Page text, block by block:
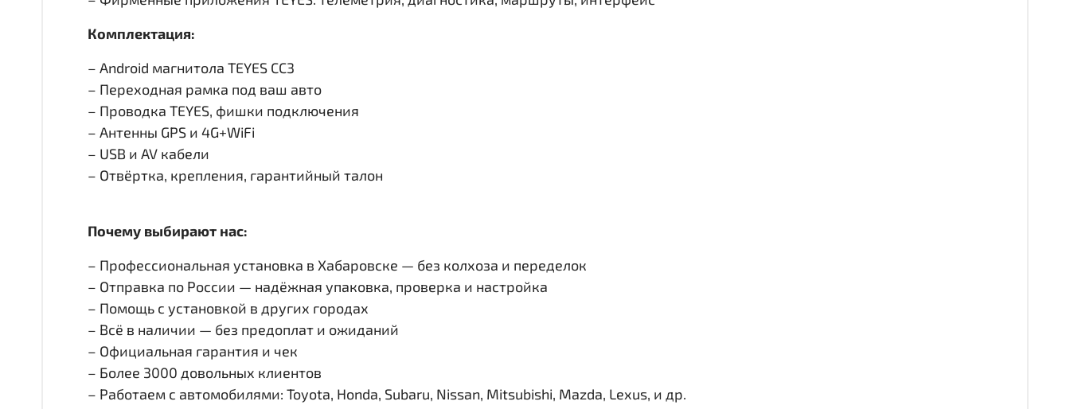
Комплектация:
– Android магнитола TEYES CC3
– Переходная рамка под ваш авто
– Проводка TEYES, фишки подключения
– Антенны GPS и 4G+WiFi
– USB и AV кабели
– Отвёртка, крепления, гарантийный талон
Почему выбирают нас:
– Профессиональная установка в Хабаровске — без колхоза и переделок
– Отправка по России — надёжная упаковка, проверка и настройка
– Помощь с установкой в других городах
– Всё в наличии — без предоплат и ожиданий
– Официальная гарантия и чек
– Более 3000 довольных клиентов
– Работаем с автомобилями: Toyota, Honda, Subaru, Nissan, Mitsubishi, Mazda, Lexus, и др.